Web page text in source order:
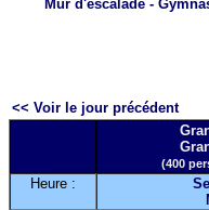
Mur d'escalade -
<< Voir le jour précédent
(400
Heure :